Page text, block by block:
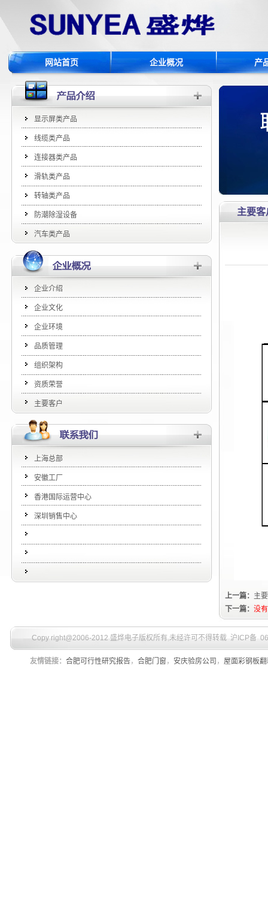
网站首页 企业概况 产
显示屏类产品
线缆类产品
连接器类产品
滑轨类产品
转轴类产品
防潮除湿设备
汽车类产品
企业介绍
企业文化
企业环境
品质管理
组织架构
资质荣誉
主要客户
上海总部
安徽工厂
香港国际运营中心
深圳销售中心
主要客
上一篇： 主
下一篇： 没
Copy right@2006-2012 盛烨电子版权所有,未经许可不得转载 沪ICP备
友情链接： 合肥可行性研究报告， 合肥门窗 ， 安庆验房公司 ， 屋面彩钢板